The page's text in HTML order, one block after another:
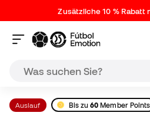
Zusätzliche 10 % Rabatt
Auslauf Bis zu60 Member Points